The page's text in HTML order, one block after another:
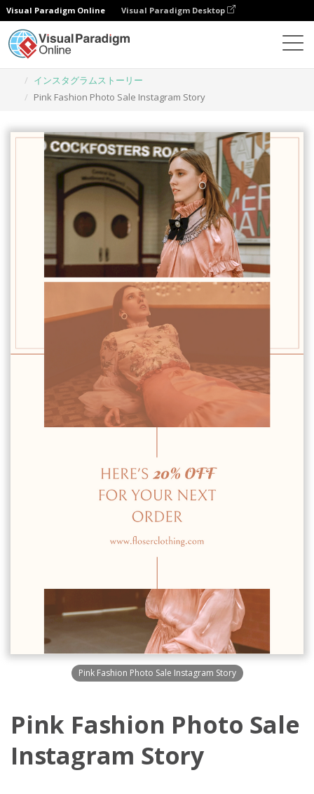
Visual Paradigm Online Visual Paradigm Desktop
インスタグラムストーリー
Pink Fashion Photo Sale Instagram Story
Pink Fashion Photo Sale Instagram Story
Pink Fashion Photo Sale
Instagram Story